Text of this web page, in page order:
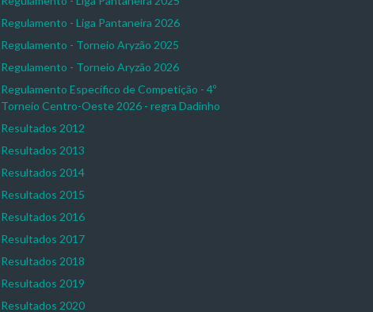
Regulamento - Liga Pantaneira 2026
Regulamento - Torneio Aryzão 2025
Regulamento - Torneio Aryzão 2026
Regulamento Específico de Competição - 4º
Torneio Centro-Oeste 2026 - regra Dadinho
Resultados 2012
Resultados 2013
Resultados 2014
Resultados 2015
Resultados 2016
Resultados 2017
Resultados 2018
Resultados 2019
Resultados 2020